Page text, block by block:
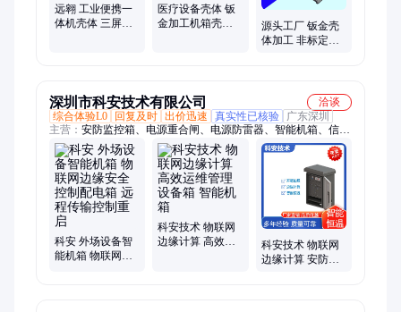
远翱 工业便携一
体机壳体 三屏加
医疗设备壳体 钣
金加工机箱壳体
源头工厂 钣金壳
体加工 非标定制
深圳市科安技术有限公司
洽谈
综合体验L0
回复及时 出价迅速 真实性已核验
广东深圳
主营： 安防监控箱、电源重合闸、电源防雷器、智能机箱、信号
防雷器、二合一防雷器
科安 外场设备智
能机箱 物联网边
科安技术 物联网
边缘计算 高效运
科安技术 物联网
边缘计算 安防视